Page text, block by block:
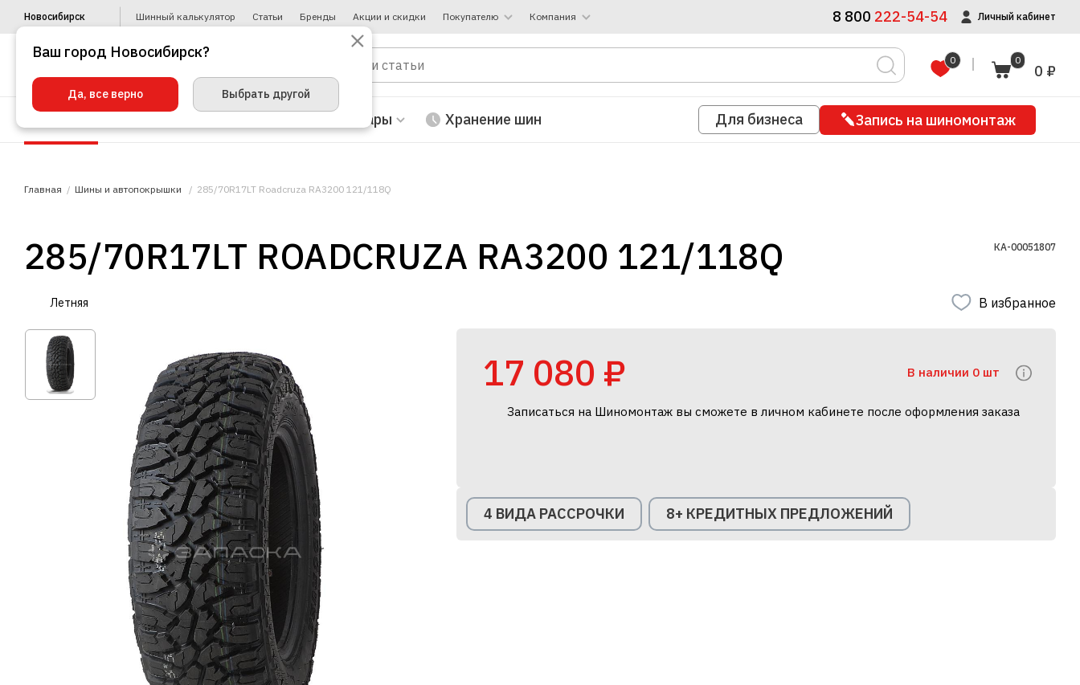
Новосибирск Шинный калькулятор Статьи Бренды Акции и скидки Покупателю Компания 8 800 222-54-54 Личный кабинет
0 0
0 ₽
Автотовары Хранение шин Для бизнеса Запись на шиномонтаж
Главная Шины и автопокрышки 285/70R17LT Roadcruza RA3200 121/118Q
285/70R17LT ROADCRUZA RA3200 121/118Q КА-00051807
Летняя В избранное
17 080 ₽ В наличии 0 шт
Записаться на Шиномонтаж вы сможете в личном кабинете после оформления заказа
4 ВИДА РАССРОЧКИ 8+ КРЕДИТНЫХ ПРЕДЛОЖЕНИЙ
Ваш город Новосибирск?
Да, все верно Выбрать другой